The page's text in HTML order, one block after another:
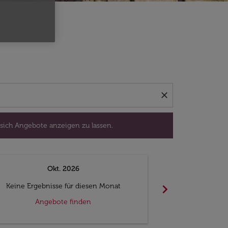
close
Angebote anzeigen zu lassen.
aus, um sich Angebote anzeigen zu lassen.
Okt. 2026
Keine Ergebnisse für diesen Monat
Angebote finden
chevron_right